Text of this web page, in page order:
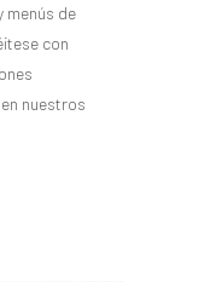
menús de
con
nuestros